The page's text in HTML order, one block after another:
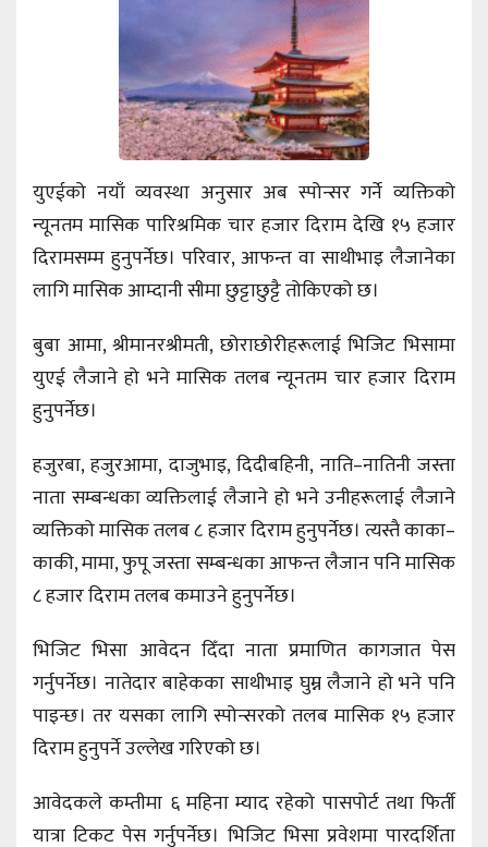
युएईको नयाँ व्यवस्था अनुसार अब स्पोन्सर गर्ने व्यक्तिको
न्यूनतम मासिक पारिश्रमिक चार हजार दिराम देखि १५ हजार
दिरामसम्म हुनुपर्नेछ। परिवार, आफन्त वा साथीभाइ लैजानेका
लागि मासिक आम्दानी सीमा छुट्टाछुट्टै तोकिएको छ।
बुबा आमा, श्रीमानरश्रीमती, छोराछोरीहरूलाई भिजिट भिसामा
युएई लैजाने हो भने मासिक तलब न्यूनतम चार हजार दिराम
हुनुपर्नेछ।
हजुरबा, हजुरआमा, दाजुभाइ, दिदीबहिनी, नाति–नातिनी जस्ता
नाता सम्बन्धका व्यक्तिलाई लैजाने हो भने उनीहरूलाई लैजाने
व्यक्तिको मासिक तलब ८ हजार दिराम हुनुपर्नेछ। त्यस्तै काका–
काकी, मामा, फुपू जस्ता सम्बन्धका आफन्त लैजान पनि मासिक
८ हजार दिराम तलब कमाउने हुनुपर्नेछ।
भिजिट भिसा आवेदन दिँदा नाता प्रमाणित कागजात पेस
गर्नुपर्नेछ। नातेदार बाहेकका साथीभाइ घुम्न लैजाने हो भने पनि
पाइन्छ। तर यसका लागि स्पोन्सरको तलब मासिक १५ हजार
दिराम हुनुपर्ने उल्लेख गरिएको छ।
आवेदकले कम्तीमा ६ महिना म्याद रहेको पासपोर्ट तथा फिर्ती
यात्रा टिकट पेस गर्नुपर्नेछ। भिजिट भिसा प्रवेशमा पारदर्शिता